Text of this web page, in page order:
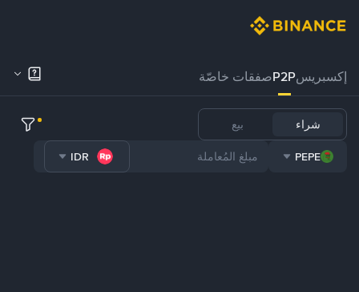
إكسبريسP2Pصفقات خاصّة
شراء بيع
PEPE
IDR